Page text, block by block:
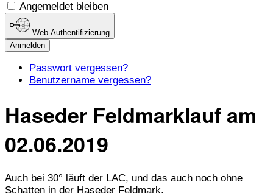
Angemeldet bleiben
Web-Authentifizierung
Anmelden
Passwort vergessen?
Benutzername vergessen?
Haseder Feldmarklauf am
02.06.2019
Auch bei 30° läuft der LAC, und das auch noch ohne
Schatten in der Haseder Feldmark.